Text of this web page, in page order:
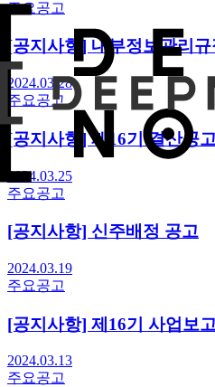
주요공고
[공지사항] 내부정보관리
2024.03.28
주요공고
[공지사항] 제16기 결산공
2024.03.25
주요공고
[공지사항] 신주배정 공고
2024.03.19
주요공고
[공지사항] 제16기 사업보
2024.03.13
주요공고